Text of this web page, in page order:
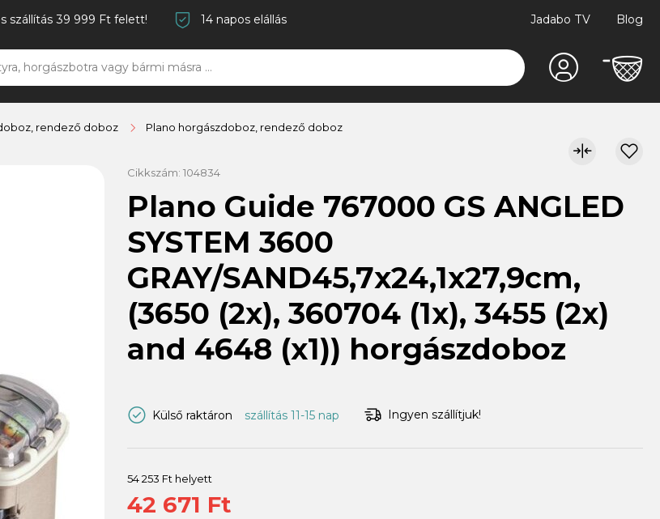
szállítás 39 999 Ft felett! 14 napos elállás Jadabo TV Blog
rendező doboz Plano horgászdoboz, rendező doboz
Cikkszám: 104834
Plano Guide 767000 GS ANGLED
SYSTEM 3600
GRAY/SAND45,7x24,1x27,9cm,
(3650 (2x), 360704 (1x), 3455 (2x)
and 4648 (x1)) horgászdoboz
Külső raktáron szállítás 11-15 nap Ingyen szállítjuk!
54 253 Ft helyett
42 671 Ft